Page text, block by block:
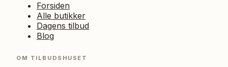
Forsiden
Alle butikker
Dagens tilbud
Blog
OM TILBUDSHUSET